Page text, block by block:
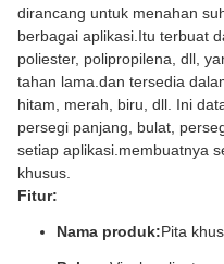
dirancang untuk menahan
berbagai aplikasi.Itu terbuat
poliester, polipropilena, dll,
tahan lama.dan tersedia
hitam, merah, biru, dll. Ini
persegi panjang, bulat,
setiap aplikasi.membuatnya
khusus.
Fitur:
Nama produk:Pita